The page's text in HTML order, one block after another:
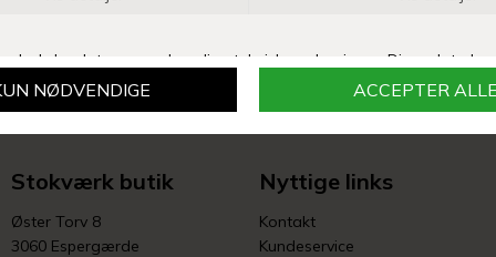
LINEDYR LÆDERSNOR
Stokværk butik
Øster Torv 8
3060 Espergærde
Nyttige links
Kontakt
Kundeservice